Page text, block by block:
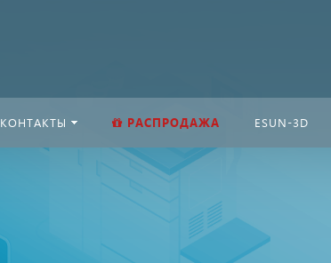
КОНТАКТЫ РАСПРОДАЖА ESUN-3D